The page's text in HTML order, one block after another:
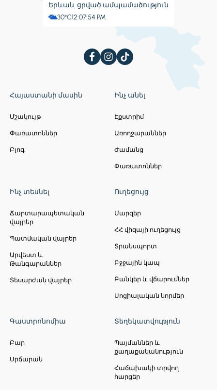
Երևան. ցրված ամպամածություն
30°C12:07:55 PM
Հայաստանի մասին
Մշակույթ
Փառատոններ
Բլոգ
Ինչ անել
Էքստրիմ
Առողջարաններ
Ժամանց
Փառատոններ
Ինչ տեսնել
Ճարտարապետական
վայրեր
Պատմական վայրեր
Արվեստ և
Թանգարաններ
Տեսարժան վայրեր
Ուղեցույց
Մարզեր
ՀՀ վիզայի ուղեցույց
Տրանսպորտ
Բջջային կապ
Բանկեր և վճարումներ
Սոցիալական նորմեր
Գաստրոնոմիա
Բար
Սրճարան
Տեղեկատվություն
Պայմաններ և
քաղաքականություն
Հաճախակի տրվող
հարցեր